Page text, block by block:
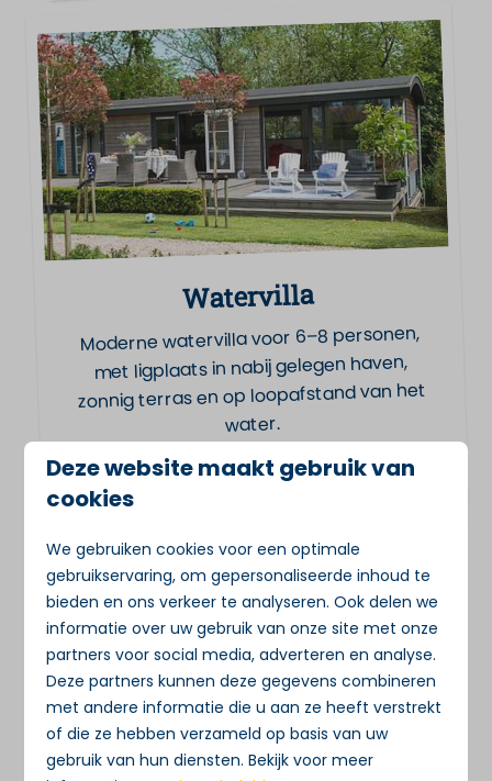
Watervilla
Moderne watervilla voor 6–8 personen,
met ligplaats in nabij gelegen haven,
zonnig terras en op loopafstand van het
water.
Family House | 10-12 pers | 4
Deze website maakt gebruik van
cookies
We gebruiken cookies voor een optimale
gebruikservaring, om gepersonaliseerde inhoud te
bieden en ons verkeer te analyseren. Ook delen we
informatie over uw gebruik van onze site met onze
partners voor social media, adverteren en analyse.
Deze partners kunnen deze gegevens combineren
met andere informatie die u aan ze heeft verstrekt
of die ze hebben verzameld op basis van uw
gebruik van hun diensten. Bekijk voor meer